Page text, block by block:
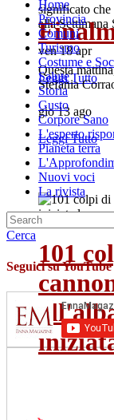
significato
alla Settimana
ven 18 apr
Leggi Tutto
Questa
Stefania
gio 13 ago
Leggi Tutto
101
Il 2 luglio
salutano la
"Nave d'oro"
Home
Provincia
Comuni
Turismo
Costume e
Salute
Storia
Gusto
Corpore Sano
L'esperto
Pianeta terra
Nuovi voci
La rivista
Cerca
Seguici su YouTube